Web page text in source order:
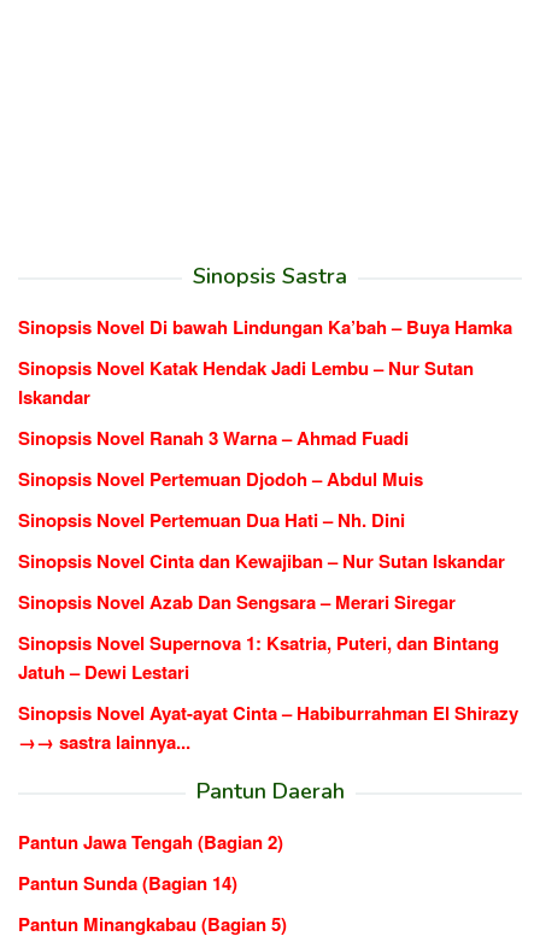
Sinopsis Sastra
Sinopsis Novel Di bawah Lindungan Ka’bah – Buya Hamka
Sinopsis Novel Katak Hendak Jadi Lembu – Nur Sutan
Iskandar
Sinopsis Novel Ranah 3 Warna – Ahmad Fuadi
Sinopsis Novel Pertemuan Djodoh – Abdul Muis
Sinopsis Novel Pertemuan Dua Hati – Nh. Dini
Sinopsis Novel Cinta dan Kewajiban – Nur Sutan Iskandar
Sinopsis Novel Azab Dan Sengsara – Merari Siregar
Sinopsis Novel Supernova 1: Ksatria, Puteri, dan Bintang
Jatuh – Dewi Lestari
Sinopsis Novel Ayat-ayat Cinta – Habiburrahman El Shirazy
→→ sastra lainnya...
Pantun Daerah
Pantun Jawa Tengah (Bagian 2)
Pantun Sunda (Bagian 14)
Pantun Minangkabau (Bagian 5)